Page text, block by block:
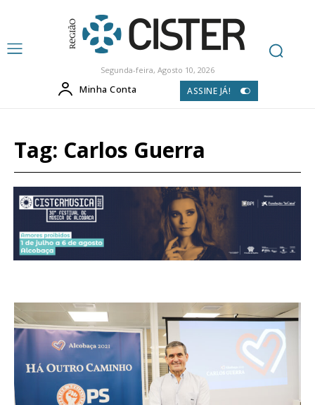
Segunda-feira, Agosto 10, 2026
Minha Conta ASSINE JÁ!
Tag: Carlos Guerra